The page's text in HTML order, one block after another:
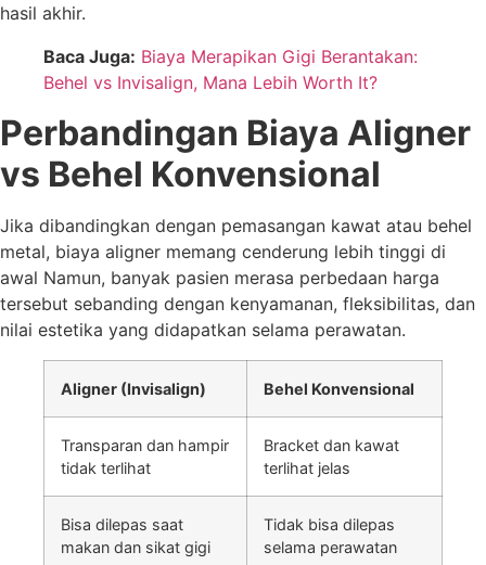
hasil akhir.
Baca Juga: Biaya Merapikan Gigi Berantakan:
Behel vs Invisalign, Mana Lebih Worth It?
Perbandingan Biaya Aligner
vs Behel Konvensional
Jika dibandingkan dengan pemasangan kawat atau behel
metal, biaya aligner memang cenderung lebih tinggi di
awal Namun, banyak pasien merasa perbedaan harga
tersebut sebanding dengan kenyamanan, fleksibilitas, dan
nilai estetika yang didapatkan selama perawatan.
Aligner (Invisalign) Behel Konvensional
Transparan dan hampir
tidak terlihat
Bracket dan kawat
terlihat jelas
Bisa dilepas saat
makan dan sikat gigi
Tidak bisa dilepas
selama perawatan